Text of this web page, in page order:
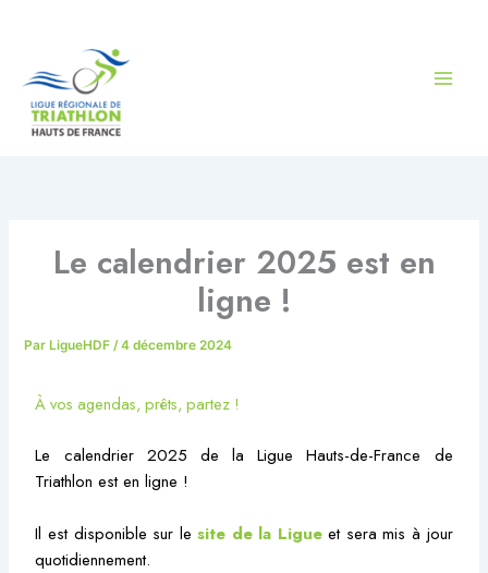
Le calendrier 2025 est en
ligne !
ParLigueHDF /4 décembre 2024
À vos agendas, prêts, partez !
Le calendrier 2025 de la Ligue Hauts-de-France de
Triathlon est en ligne !
Il est disponible sur le site de la Ligueet sera mis à jour
quotidiennement.